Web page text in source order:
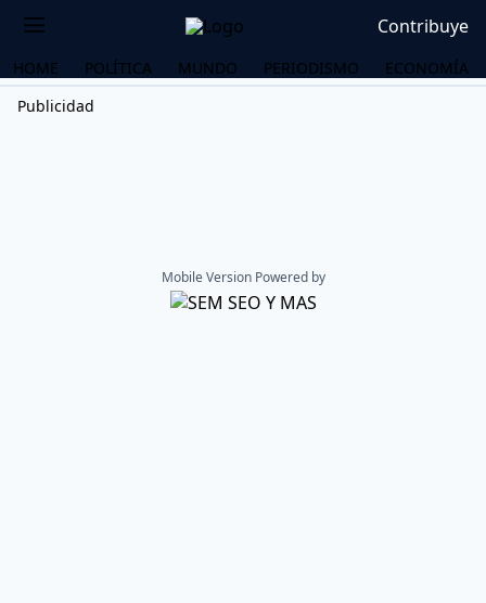
Contribuye
HOME POLÍTICA MUNDO PERIODISMO
ECONOMÍA
Publicidad
Mobile Version Powered by